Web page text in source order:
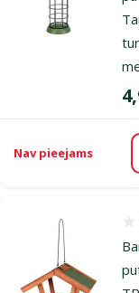
Nav pieejams